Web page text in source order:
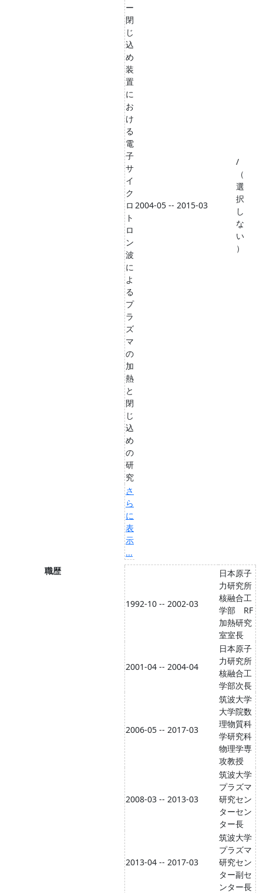
ー
閉
じ
込
め
装
置
に
お
け
る
電
子
サ
イ
ク
ロ
ト
ロ
ン
波
に
よ
る
プ
ラ
ズ
マ
の
加
熱
と
閉
じ
込
め
の
研
究
2004-05 -- 2015-03
/
（
選
択
し
な
い
）
さ
ら
に
表
示
...
職歴
1992-10 -- 2002-03
日本原子
力研究所
核融合工
学部 RF
加熱研究
室室長
2001-04 -- 2004-04
日本原子
力研究所
核融合工
学部次長
2006-05 -- 2017-03
筑波大学
大学院数
理物質科
学研究科
物理学専
攻教授
2008-03 -- 2013-03
筑波大学
プラズマ
研究セン
ターセン
ター長
2013-04 -- 2017-03
筑波大学
プラズマ
研究セン
ター副セ
ンター長